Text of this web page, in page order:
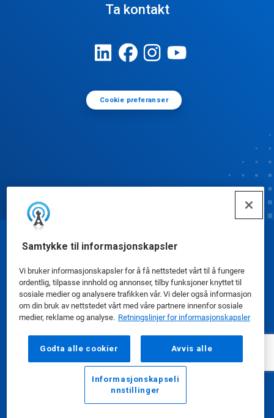
Samtykke til informasjonskapsler
Vi bruker informasjonskapsler for å få nettstedet vårt til å fungere
ordentlig, tilpasse innhold og annonser, tilby funksjoner knyttet til
sosiale medier og analysere trafikken vår. Vi deler også informasjon
om din bruk av nettstedet vårt med våre partnere innenfor sosiale
medier, reklame og analyse. Retningslinjer for informasjonskapsler
Godta alle cookier Avvis alle
Informasjonskapseli
nnstillinger
Ta kontakt
Cookie preferanser
E-post Ring
© Ecolab Inc. 2025
Sikkerhetsdatablad|Personvernerklæring|
Bruksvilkår